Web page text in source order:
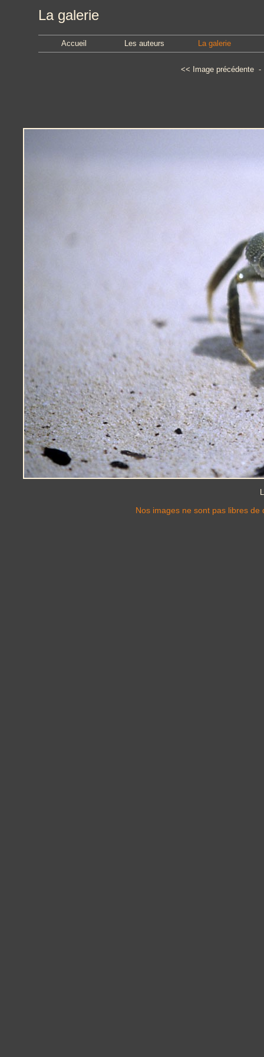
La galerie
Accueil Les auteurs La galerie
<< Image précédente
Nos images ne sont pas libres